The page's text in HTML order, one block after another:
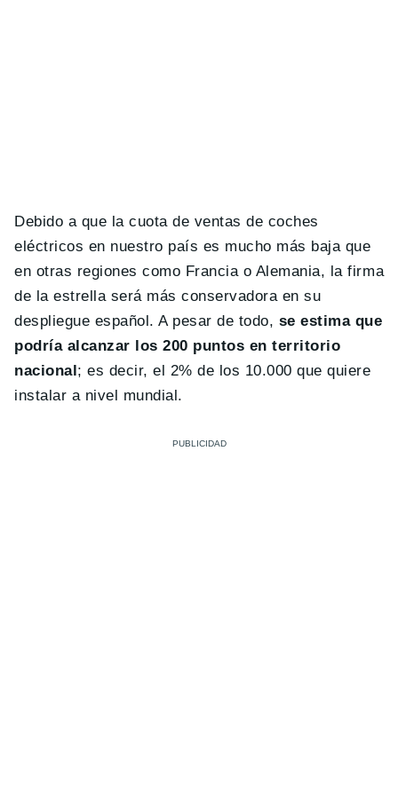
Debido a que la cuota de ventas de coches
eléctricos en nuestro país es mucho más baja que
en otras regiones como Francia o Alemania, la firma
de la estrella será más conservadora en su
despliegue español. A pesar de todo, se estima que
podría alcanzar los 200 puntos en territorio
nacional ; es decir, el 2% de los 10.000 que quiere
instalar a nivel mundial.